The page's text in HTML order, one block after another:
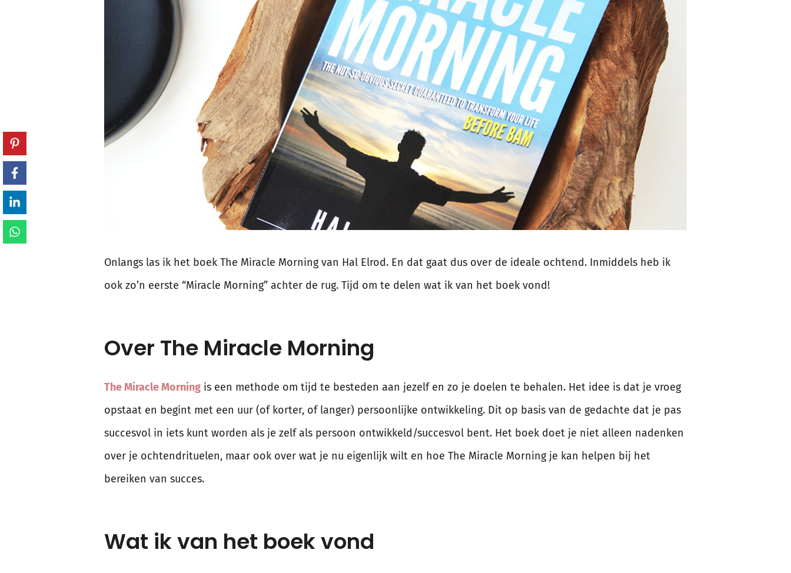
Onlangs las ik het boek The Miracle Morning van Hal Elrod. En dat gaat dus over de ideale ochtend. Inmiddels heb ik
ook zo’n eerste “Miracle Morning” achter de rug. Tijd om te delen wat ik van het boek vond!
Over The Miracle Morning
The Miracle Morning is een methode om tijd te besteden aan jezelf en zo je doelen te behalen. Het idee is dat je vroeg
opstaat en begint met een uur (of korter, of langer) persoonlijke ontwikkeling. Dit op basis van de gedachte dat je pas
succesvol in iets kunt worden als je zelf als persoon ontwikkeld/succesvol bent. Het boek doet je niet alleen nadenken
over je ochtendrituelen, maar ook over wat je nu eigenlijk wilt en hoe The Miracle Morning je kan helpen bij het
bereiken van succes.
Wat ik van het boek vond